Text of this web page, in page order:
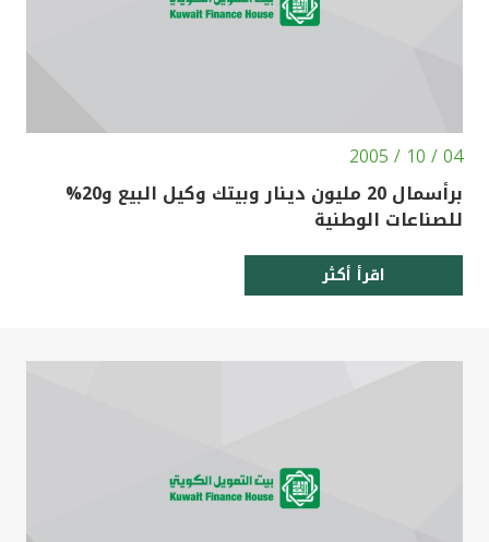
04 / 10 / 2005
برأسمال 20 مليون دينار وبيتك وكيل البيع و20%
للصناعات الوطنية
اقرأ أكثر